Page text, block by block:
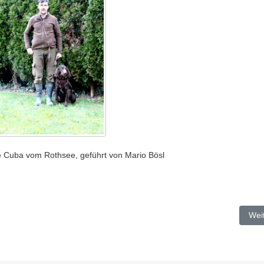
Cuba vom Rothsee, geführt von Mario Bösl